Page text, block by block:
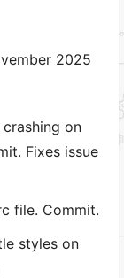
2025
on
Fixes issue
file. Commit.
styles on